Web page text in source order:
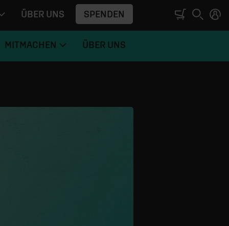
ÜBER UNS SPENDEN
MITMACHEN ÜBER UNS